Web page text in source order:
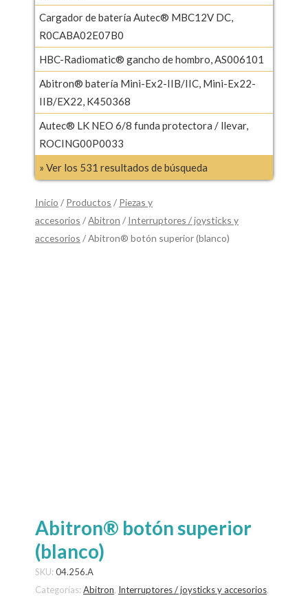
Cargador de batería Autec® MBC12V DC,
R0CABA02E07B0
HBC-Radiomatic® gancho de hombro, AS006101
Abitron® batería Mini-Ex2-IIB/IIC, Mini-Ex22-
IIB/EX22, K450368
Autec® LK NEO 6/8 funda protectora / llevar,
ROCING00P0033
» Ver los 531 resultados de búsqueda
Inicio / Productos / Piezas y
accesorios /Abitron / Interruptores / joysticks y
accesorios / Abitron® botón superior (blanco)
Abitron® botón superior
(blanco)
SKU: 04.256.A
Categorías: Abitron, Interruptores / joysticks y accesorios,